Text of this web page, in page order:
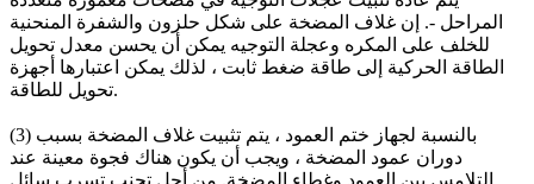
المراحل -. إن غلاف المضخة على شكل حلزون والشفرة المنحنية
للخلف على المكره وعجلة التوجيه يمكن أن يحسن معدل تحويل
الطاقة الحركية إلى طاقة ضغط ثابت ، لذلك يمكن اعتبارها أجهزة
تحويل للطاقة.
(3) بالنسبة لجهاز ختم العمود ، يتم تثبيت غلاف المضخة بسبب
دوران عمود المضخة ، ويجب أن يكون هناك فجوة معينة عند
التلامس بين العمود وغطاء المضخة. من أجل تجنب تسرب سائل